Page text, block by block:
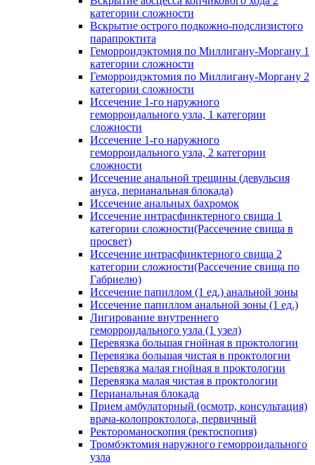
категории сложности
Вскрытие острого подкожно-подслизистого
парапроктита
Геморроидэктомия по Миллигану-Моргану 1
категории сложности
Геморроидэктомия по Миллигану-Моргану 2
категории сложности
Иссечение 1-го наружного
геморроидального узла, 1 категории
сложности
Иссечение 1-го наружного
геморроидального узла, 2 категории
сложности
Иссечение анальной трещины (девульсия
ануса, перианальная блокада)
Иссечение анальных бахромок
Иссечение интрасфинктерного свища 1
категории сложности(Рассечение свища в
просвет)
Иссечение интрасфинктерного свища 2
категории сложности(Рассечение свища по
Габриелю)
Иссечение папиллом (1 ед.) анальной зоны
Иссечение папиллом анальной зоны (1 ед.)
Лигирование внутреннего
геморроидального узла (1 узел)
Перевязка большая гнойная в проктологии
Перевязка большая чистая в проктологии
Перевязка малая гнойная в проктологии
Перевязка малая чистая в проктологии
Перианальная блокада
Прием амбулаторный (осмотр, консультация)
врача-колопроктолога, первичный
Ректороманоскопия (ректоспопия)
Тромбэктомия наружного геморроидального
узла